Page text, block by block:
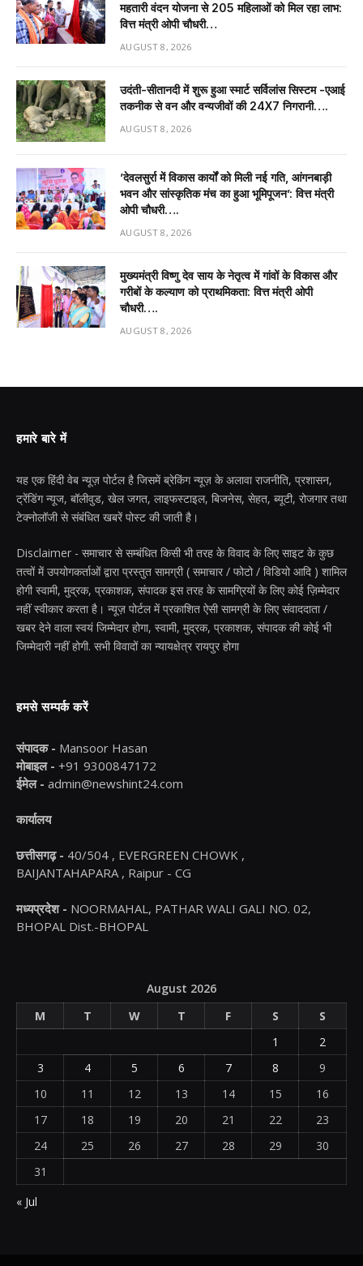
महतारी वंदन योजना से 205 महिलाओं को मिल रहा लाभ:
वित्त मंत्री ओपी चौधरी…
AUGUST 8, 2026
उदंती-सीतानदी में शुरू हुआ स्मार्ट सर्विलांस सिस्टम -एआई
तकनीक से वन और वन्यजीवों की 24X7 निगरानी….
AUGUST 8, 2026
’देवलसुर्रा में विकास कार्यों को मिली नई गति, आंगनबाड़ी
भवन और सांस्कृतिक मंच का हुआ भूमिपूजन’: वित्त मंत्री
ओपी चौधरी….
AUGUST 8, 2026
मुख्यमंत्री विष्णु देव साय के नेतृत्व में गांवों के विकास और
गरीबों के कल्याण को प्राथमिकता: वित्त मंत्री ओपी
चौधरी….
AUGUST 8, 2026
हमारे बारे में
यह एक हिंदी वेब न्यूज़ पोर्टल है जिसमें ब्रेकिंग न्यूज़ के अलावा राजनीति, प्रशासन,
ट्रेंडिंग न्यूज, बॉलीवुड, खेल जगत, लाइफस्टाइल, बिजनेस, सेहत, ब्यूटी, रोजगार तथा
टेक्नोलॉजी से संबंधित खबरें पोस्ट की जाती है।
Disclaimer - समाचार से सम्बंधित किसी भी तरह के विवाद के लिए साइट के कुछ
तत्वों में उपयोगकर्ताओं द्वारा प्रस्तुत सामग्री ( समाचार / फोटो / विडियो आदि ) शामिल
होगी स्वामी, मुद्रक, प्रकाशक, संपादक इस तरह के सामग्रियों के लिए कोई ज़िम्मेदार
नहीं स्वीकार करता है। न्यूज़ पोर्टल में प्रकाशित ऐसी सामग्री के लिए संवाददाता /
खबर देने वाला स्वयं जिम्मेदार होगा, स्वामी, मुद्रक, प्रकाशक, संपादक की कोई भी
जिम्मेदारी नहीं होगी. सभी विवादों का न्यायक्षेत्र रायपुर होगा
हमसे सम्पर्क करें
संपादक - Mansoor Hasan
मोबाइल - +91 9300847172
ईमेल - admin@newshint24.com
कार्यालय
छत्तीसगढ़ - 40/504 , EVERGREEN CHOWK ,
BAIJANTAHAPARA , Raipur - CG
मध्यप्रदेश - NOORMAHAL, PATHAR WALI GALI NO. 02,
BHOPAL Dist.-BHOPAL
August 2026
M
T W T F S
S
1
2
3
4 5 6 7 8
9
10
11 12 13 14 15
16
17
18 19 20 21 22
23
24
25 26 27 28 29
30
31
« Jul